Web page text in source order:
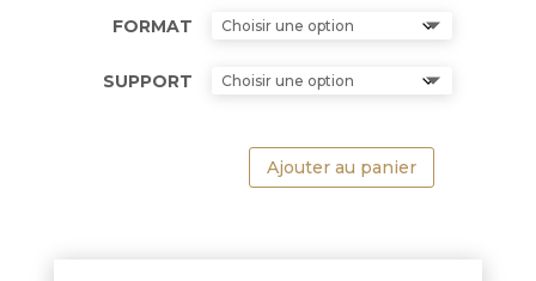
FORMAT
SUPPORT
Ajouter au panier